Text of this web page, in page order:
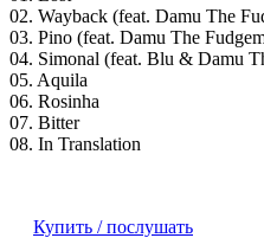
02. Wayback (feat. Damu The
03. Pino (feat. Damu The
04. Simonal (feat. Blu & Damu
05. Aquila
06. Rosinha
07. Bitter
08. In Translation
Купить / послушать